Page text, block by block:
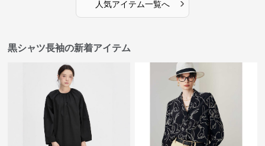
人気アイテム一覧へ
黒シャツ長袖の新着アイテム